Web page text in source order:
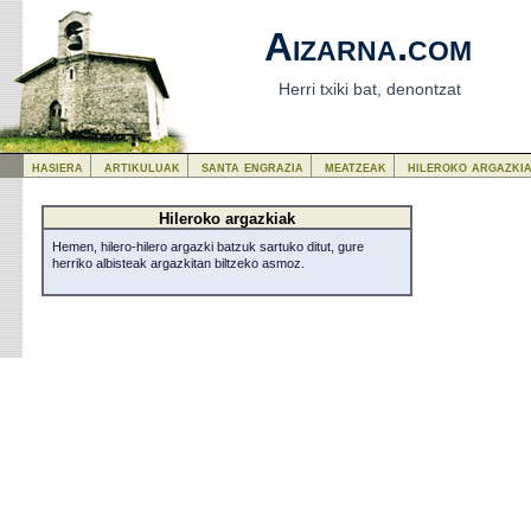
Aizarna.com
Herri txiki bat, denontzat
Hileroko argazkiak
Hemen, hilero-hilero argazki batzuk sartuko ditut, gure
herriko albisteak argazkitan biltzeko asmoz.
hasiera artikuluak santa engrazia meatzeak hileroko